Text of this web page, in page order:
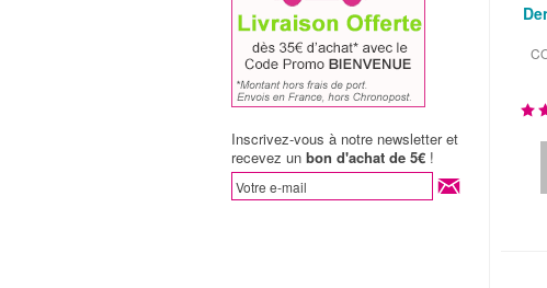
Inscrivez-vous à notre newsletter et
recevez unbon d'achat de 5€ !